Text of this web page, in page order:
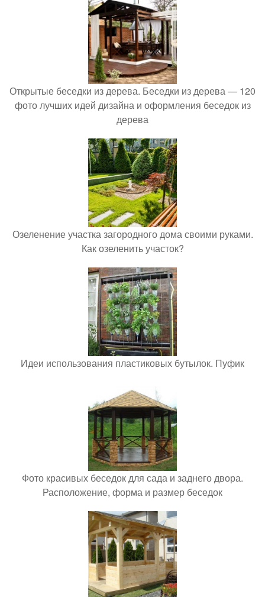
Открытые беседки из дерева. Беседки из дерева — 120
фото лучших идей дизайна и оформления беседок из
дерева
Озеленение участка загородного дома своими руками.
Как озеленить участок?
Идеи использования пластиковых бутылок. Пуфик
Фото красивых беседок для сада и заднего двора.
Расположение, форма и размер беседок